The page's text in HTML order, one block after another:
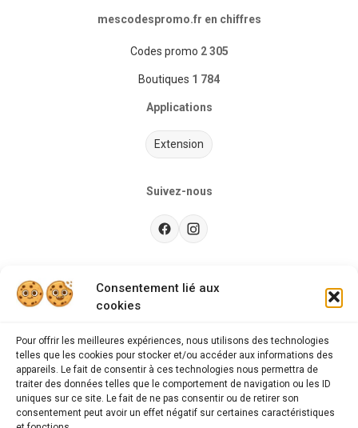
Consentement lié aux
cookies
Pour offrir les meilleures expériences, nous utilisons des technologies
telles que les cookies pour stocker et/ou accéder aux informations des
appareils. Le fait de consentir à ces technologies nous permettra de
traiter des données telles que le comportement de navigation ou les ID
uniques sur ce site. Le fait de ne pas consentir ou de retirer son
consentement peut avoir un effet négatif sur certaines caractéristiques
mescodespromo.fr en chiffres
Codes promo 2 305
Boutiques 1 784
Applications
Extension
Suivez-nous
FAQ
Mentions légales
Politique de confidentialité